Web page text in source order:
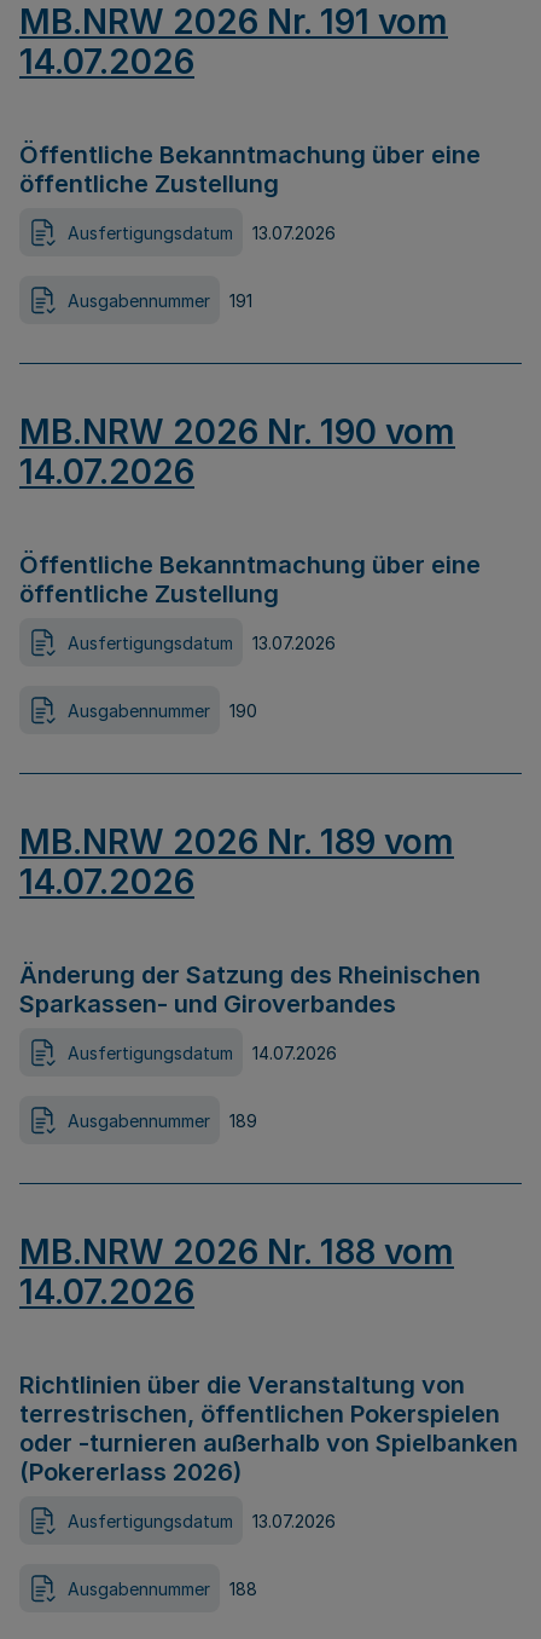
MB.NRW 2026 Nr. 191 vom
14.07.2026
Öffentliche Bekanntmachung über eine
öffentliche Zustellung
Ausfertigungsdatum 13.07.2026
Ausgabennummer 191
MB.NRW 2026 Nr. 190 vom
14.07.2026
Öffentliche Bekanntmachung über eine
öffentliche Zustellung
Ausfertigungsdatum 13.07.2026
Ausgabennummer 190
MB.NRW 2026 Nr. 189 vom
14.07.2026
Änderung der Satzung des Rheinischen
Sparkassen- und Giroverbandes
Ausfertigungsdatum 14.07.2026
Ausgabennummer 189
MB.NRW 2026 Nr. 188 vom
14.07.2026
Richtlinien über die Veranstaltung von
terrestrischen, öffentlichen Pokerspielen
oder -turnieren außerhalb von Spielbanken
(Pokererlass 2026)
Ausfertigungsdatum 13.07.2026
Ausgabennummer 188